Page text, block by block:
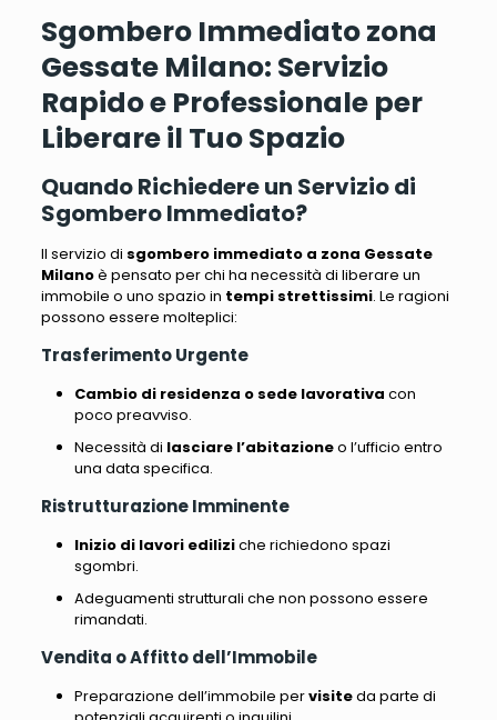
Sgombero Immediato zona
Gessate Milano: Servizio
Rapido e Professionale per
Liberare il Tuo Spazio
Quando Richiedere un Servizio di
Sgombero Immediato?
Il servizio di sgombero immediato a zona Gessate
Milanoè pensato per chi ha necessità di liberare un
immobile o uno spazio in tempi strettissimi. Le ragioni
possono essere molteplici:
Trasferimento Urgente
Cambio di residenza o sede lavorativa con
poco preavviso.
Necessità di lasciare l’abitazioneo l’ufficio entro
una data specifica.
Ristrutturazione Imminente
Inizio di lavori ediliziche richiedono spazi
sgombri.
Adeguamenti strutturali che non possono essere
rimandati.
Vendita o Affitto dell’Immobile
Preparazione dell’immobile pervisiteda parte di